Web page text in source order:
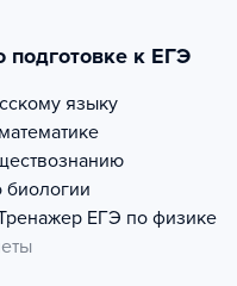
подготовке к ЕГЭ
языку
биологии
ЕГЭ по физике